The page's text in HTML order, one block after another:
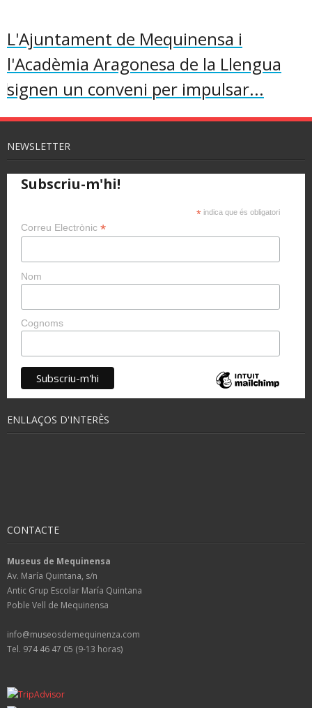
L'Ajuntament de Mequinensa i
l'Acadèmia Aragonesa de la Llengua
signen un conveni per impulsar...
NEWSLETTER
Subscriu-m'hi!
* indica que és obligatori
Correu Electrònic *
Nom
Cognoms
ENLLAÇOS D'INTERÈS
CONTACTE
Museus de Mequinensa
Av. María Quintana, s/n
Antic Grup Escolar María Quintana
Poble Vell de Mequinensa
info@museosdemequinenza.com
Tel. 974 46 47 05 (9-13 horas)